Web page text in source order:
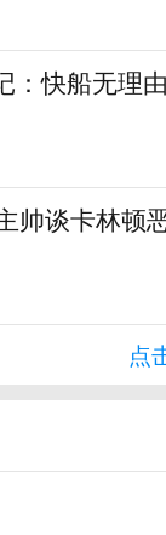
：快船无理
帅谈卡林顿
点